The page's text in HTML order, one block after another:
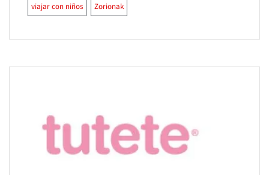
viajar con niños Zorionak